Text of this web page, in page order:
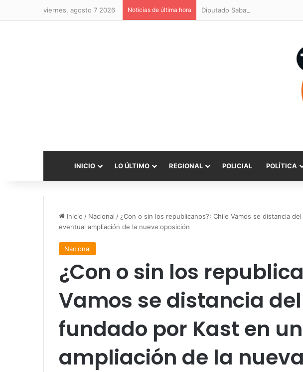
viernes, agosto 7 2026 Noticias de última hora
INICIO LO ÚLTIMO REGIONAL POLICIAL POLÍTICA
Inicio / Nacional / ¿Con o sin los republicanos?: Chile Vamos se distancia
eventual ampliación de la nueva oposición
Nacional
¿Con o sin los
Vamos se distancia
fundado por Kast en
ampliación de la